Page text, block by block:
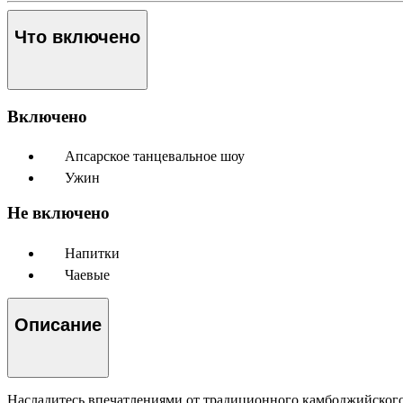
Что включено
Включено
Апсарское танцевальное шоу
Ужин
Не включено
Напитки
Чаевые
Описание
Насладитесь впечатлениями от традиционного